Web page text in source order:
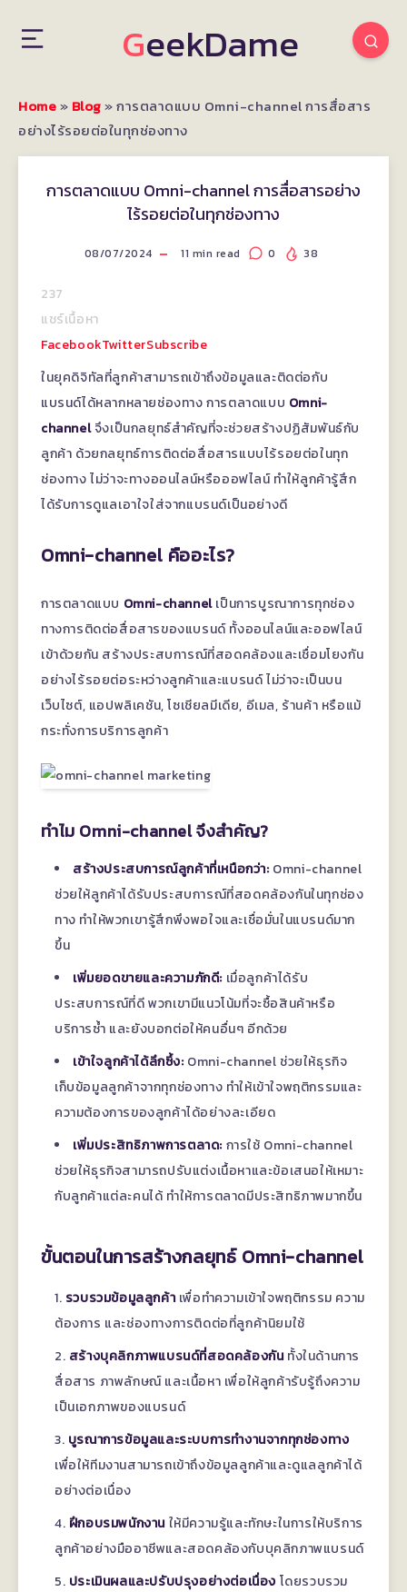
GeekDame
Home» Blog»การตลาดแบบ Omni-channel การสื่อสาร
อย่างไร้รอยต่อในทุกช่องทาง
การตลาดแบบ Omni-channel การสื่อสารอย่าง
ไร้รอยต่อในทุกช่องทาง
08/07/2024 11 min read 0 38
237
แชร์เนื้อหา
FacebookTwitterSubscribe
ในยุคดิจิทัลที่ลูกค้าสามารถเข้าถึงข้อมูลและติดต่อกับ
แบรนด์ได้หลากหลายช่องทาง การตลาดแบบ Omni-
channelจึงเป็นกลยุทธ์สำคัญที่จะช่วยสร้างปฏิสัมพันธ์กับ
ลูกค้า ด้วยกลยุทธ์การติดต่อสื่อสารแบบไร้รอยต่อในทุก
ช่องทาง ไม่ว่าจะทางออนไลน์หรือออฟไลน์ ทำให้ลูกค้ารู้สึก
ได้รับการดูแลเอาใจใส่จากแบรนด์เป็นอย่างดี
Omni-channel คืออะไร?
การตลาดแบบ Omni-channelเป็นการบูรณาการทุกช่อง
ทางการติดต่อสื่อสารของแบรนด์ ทั้งออนไลน์และออฟไลน์
เข้าด้วยกัน สร้างประสบการณ์ที่สอดคล้องและเชื่อมโยงกัน
อย่างไร้รอยต่อระหว่างลูกค้าและแบรนด์ ไม่ว่าจะเป็นบน
เว็บไซต์, แอปพลิเคชัน, โซเชียลมีเดีย, อีเมล, ร้านค้า หรือแม้
กระทั่งการบริการลูกค้า
ทำไม Omni-channel จึงสำคัญ?
สร้างประสบการณ์ลูกค้าที่เหนือกว่า:Omni-channel
ช่วยให้ลูกค้าได้รับประสบการณ์ที่สอดคล้องกันในทุกช่อง
ทาง ทำให้พวกเขารู้สึกพึงพอใจและเชื่อมั่นในแบรนด์มาก
ขึ้น
เพิ่มยอดขายและความภักดี: เมื่อลูกค้าได้รับ
ประสบการณ์ที่ดี พวกเขามีแนวโน้มที่จะซื้อสินค้าหรือ
บริการซ้ำ และยังบอกต่อให้คนอื่นๆ อีกด้วย
เข้าใจลูกค้าได้ลึกซึ้ง:Omni-channel ช่วยให้ธุรกิจ
เก็บข้อมูลลูกค้าจากทุกช่องทาง ทำให้เข้าใจพฤติกรรมและ
ความต้องการของลูกค้าได้อย่างละเอียด
เพิ่มประสิทธิภาพการตลาด:การใช้ Omni-channel
ช่วยให้ธุรกิจสามารถปรับแต่งเนื้อหาและข้อเสนอให้เหมาะ
กับลูกค้าแต่ละคนได้ ทำให้การตลาดมีประสิทธิภาพมากขึ้น
ขั้นตอนในการสร้างกลยุทธ์ Omni-channel
รวบรวมข้อมูลลูกค้า เพื่อทำความเข้าใจพฤติกรรม ความ
ต้องการ และช่องทางการติดต่อที่ลูกค้านิยมใช้
สร้างบุคลิกภาพแบรนด์ที่สอดคล้องกัน ทั้งในด้านการ
สื่อสาร ภาพลักษณ์ และเนื้อหา เพื่อให้ลูกค้ารับรู้ถึงความ
เป็นเอกภาพของแบรนด์
บูรณาการข้อมูลและระบบการทำงานจากทุกช่องทาง
เพื่อให้ทีมงานสามารถเข้าถึงข้อมูลลูกค้าและดูแลลูกค้าได้
อย่างต่อเนื่อง
ฝึกอบรมพนักงาน ให้มีความรู้และทักษะในการให้บริการ
ลูกค้าอย่างมืออาชีพและสอดคล้องกับบุคลิกภาพแบรนด์
ประเมินผลและปรับปรุงอย่างต่อเนื่อง โดยรวบรวม